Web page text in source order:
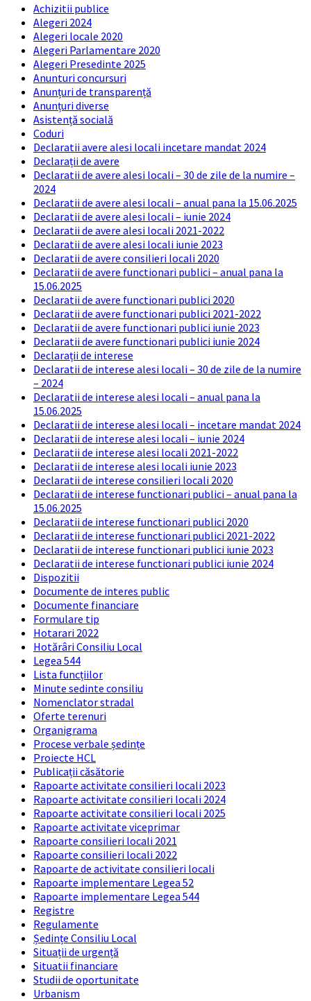
Achizitii publice
Alegeri 2024
Alegeri locale 2020
Alegeri Parlamentare 2020
Alegeri Presedinte 2025
Anunturi concursuri
Anunțuri de transparență
Anunțuri diverse
Asistență socială
Coduri
Declaratii avere alesi locali incetare mandat 2024
Declarații de avere
Declaratii de avere alesi locali – 30 de zile de la numire –
2024
Declaratii de avere alesi locali – anual pana la 15.06.2025
Declaratii de avere alesi locali – iunie 2024
Declaratii de avere alesi locali 2021-2022
Declaratii de avere alesi locali iunie 2023
Declaratii de avere consilieri locali 2020
Declaratii de avere functionari publici – anual pana la
15.06.2025
Declaratii de avere functionari publici 2020
Declaratii de avere functionari publici 2021-2022
Declaratii de avere functionari publici iunie 2023
Declaratii de avere functionari publici iunie 2024
Declarații de interese
Declaratii de interese alesi locali – 30 de zile de la numire
– 2024
Declaratii de interese alesi locali – anual pana la
15.06.2025
Declaratii de interese alesi locali – incetare mandat 2024
Declaratii de interese alesi locali – iunie 2024
Declaratii de interese alesi locali 2021-2022
Declaratii de interese alesi locali iunie 2023
Declaratii de interese consilieri locali 2020
Declaratii de interese functionari publici – anual pana la
15.06.2025
Declaratii de interese functionari publici 2020
Declaratii de interese functionari publici 2021-2022
Declaratii de interese functionari publici iunie 2023
Declaratii de interese functionari publici iunie 2024
Dispozitii
Documente de interes public
Documente financiare
Formulare tip
Hotarari 2022
Hotărâri Consiliu Local
Legea 544
Lista funcțiilor
Minute sedinte consiliu
Nomenclator stradal
Oferte terenuri
Organigrama
Procese verbale ședințe
Proiecte HCL
Publicații căsătorie
Rapoarte activitate consilieri locali 2023
Rapoarte activitate consilieri locali 2024
Rapoarte activitate consilieri locali 2025
Rapoarte activitate viceprimar
Rapoarte consilieri locali 2021
Rapoarte consilieri locali 2022
Rapoarte de activitate consilieri locali
Rapoarte implementare Legea 52
Rapoarte implementare Legea 544
Registre
Regulamente
Ședințe Consiliu Local
Situații de urgență
Situatii financiare
Studii de oportunitate
Urbanism